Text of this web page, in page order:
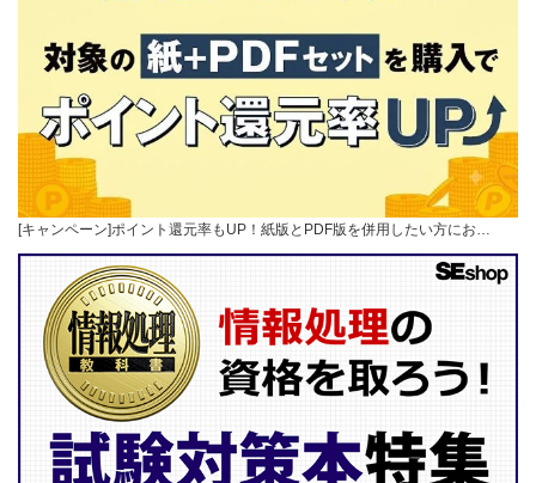
[キャンペーン]ポイント還元率もUP！紙版とPDF版を併用したい方にお…